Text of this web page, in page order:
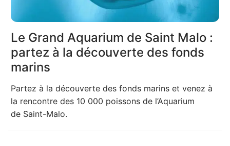
Le Grand Aquarium de Saint Malo :
partez à la découverte des fonds
marins
Partez à la découverte des fonds marins et venez à
la rencontre des 10 000 poissons de l’Aquarium
de Saint-Malo.